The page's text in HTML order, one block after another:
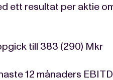
ett resultat per aktie
till 383 (290) Mkr
12 månaders